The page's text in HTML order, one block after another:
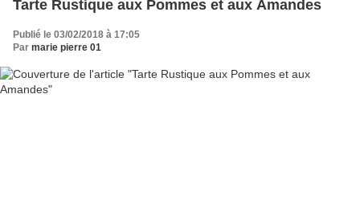
Tarte Rustique aux Pommes et aux Amandes
Publié le 03/02/2018 à 17:05
Par marie pierre 01